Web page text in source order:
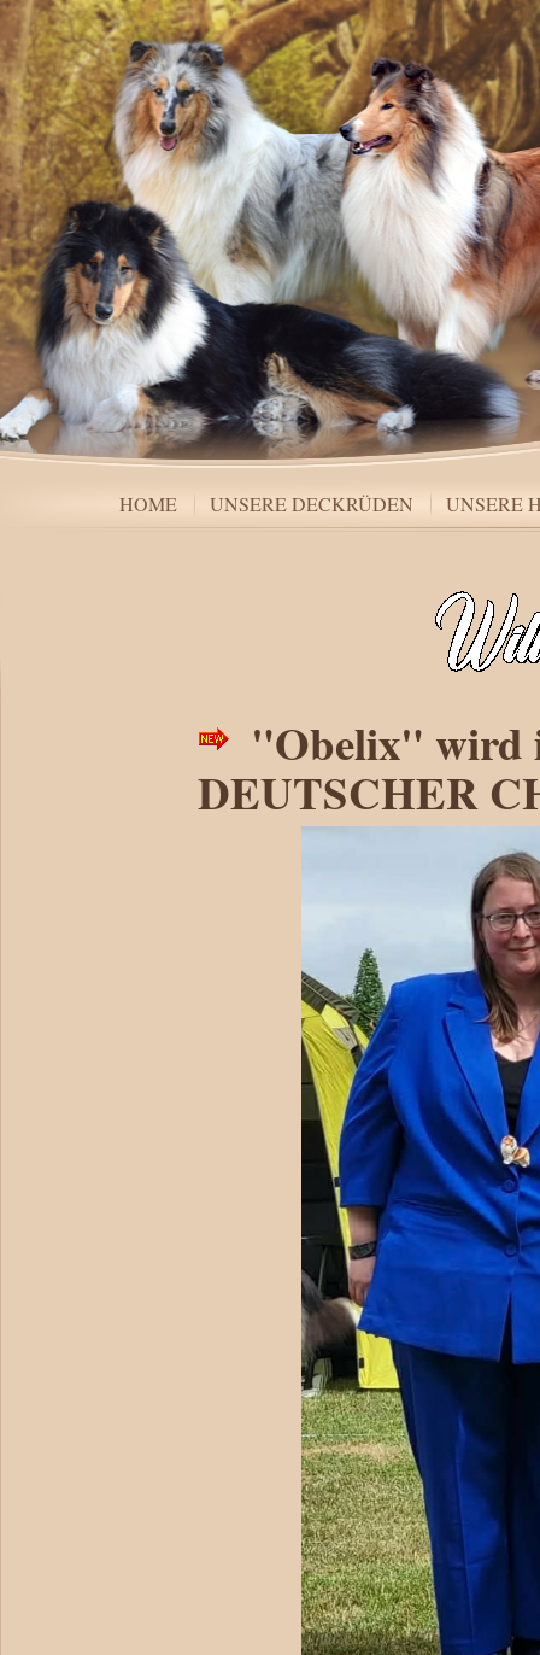
HOME UNSERE DECKRÜDEN UNSERE
"Obelix" wird
DEUTSCHER